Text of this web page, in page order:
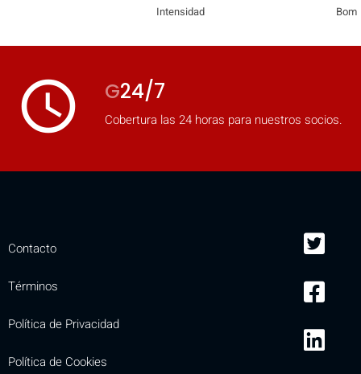
Intensidad
access_time G24/7
Cobertura las 24 horas para nuestros socios.
Contacto
Términos
Política de Privacidad
Política de Cookies